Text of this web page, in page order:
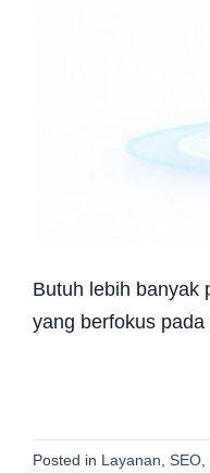
Butuh lebih banyak
yang berfokus
Posted in Layanan SEO